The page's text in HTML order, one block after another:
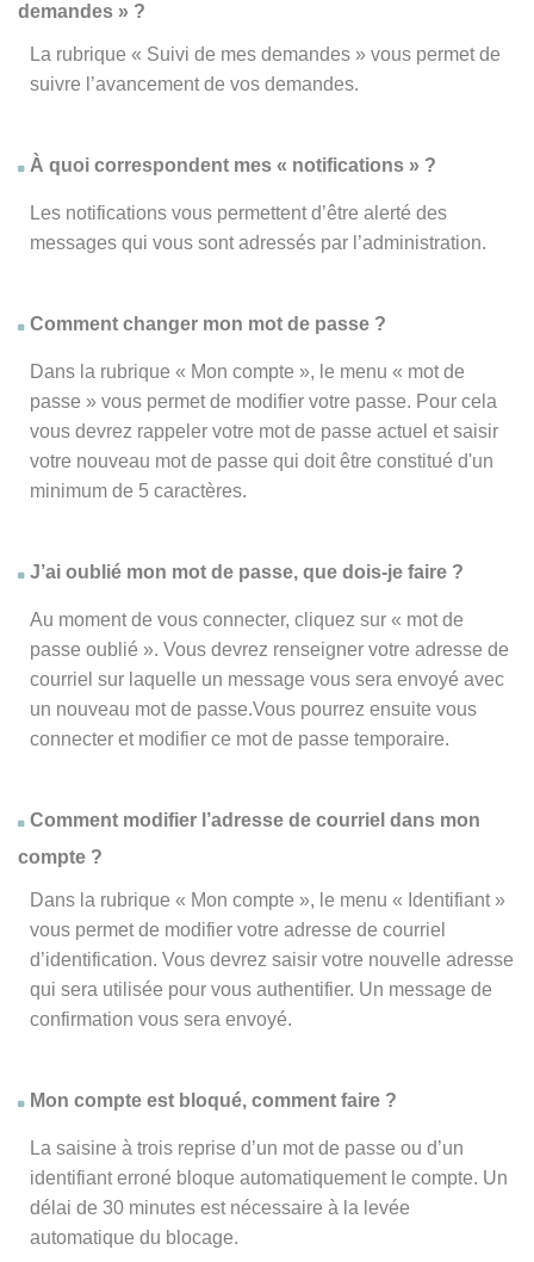
demandes » ?
La rubrique « Suivi de mes demandes » vous permet de
suivre l’avancement de vos demandes.
À quoi correspondent mes « notifications » ?
Les notifications vous permettent d’être alerté des
messages qui vous sont adressés par l’administration.
Comment changer mon mot de passe ?
Dans la rubrique « Mon compte », le menu « mot de
passe » vous permet de modifier votre passe. Pour cela
vous devrez rappeler votre mot de passe actuel et saisir
votre nouveau mot de passe qui doit être constitué d'un
minimum de 5 caractères.
J’ai oublié mon mot de passe, que dois-je faire ?
Au moment de vous connecter, cliquez sur « mot de
passe oublié ». Vous devrez renseigner votre adresse de
courriel sur laquelle un message vous sera envoyé avec
un nouveau mot de passe.Vous pourrez ensuite vous
connecter et modifier ce mot de passe temporaire.
Comment modifier l’adresse de courriel dans mon
compte ?
Dans la rubrique « Mon compte », le menu « Identifiant »
vous permet de modifier votre adresse de courriel
d’identification. Vous devrez saisir votre nouvelle adresse
qui sera utilisée pour vous authentifier. Un message de
confirmation vous sera envoyé.
Mon compte est bloqué, comment faire ?
La saisine à trois reprise d’un mot de passe ou d’un
identifiant erroné bloque automatiquement le compte. Un
délai de 30 minutes est nécessaire à la levée
automatique du blocage.